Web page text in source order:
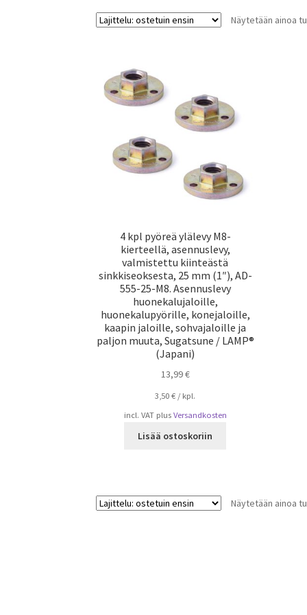
Näytetään ainoa
4 kpl pyöreä ylälevy M8-
kierteellä, asennuslevy,
valmistettu kiinteästä
sinkkiseoksesta, 25 mm (1″), AD-
555-25-M8. Asennuslevy
huonekalujaloille,
huonekalupyörille, konejaloille,
kaapin jaloille, sohvajaloille ja
paljon muuta, Sugatsune / LAMP®
(Japani)
13,99€
3,50€ / kpl.
incl. VAT plus Versandkosten
Lisää ostoskoriin
Näytetään ainoa